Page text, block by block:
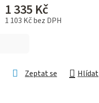
1 335 Kč
1 103 Kč bez DPH
Zeptat se Hlídat